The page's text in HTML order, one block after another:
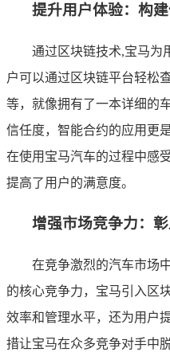
提升用户体验：构
通过区块链技术,宝马为
户可以通过区块链平台轻松
等，就像拥有了一本详细的
信任度，智能合约的应用更
在使用宝马汽车的过程中感
提高了用户的满意度。
增强市场竞争力：
在竞争激烈的汽车市场
的核心竞争力，宝马引入区
效率和管理水平，还为用户
措让宝马在众多竞争对手中